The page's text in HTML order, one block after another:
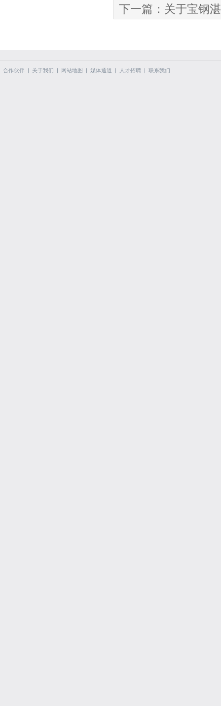
下一篇： 关于宝钢
合作伙伴 | 关于我们 | 网站地图 | 媒体通道 | 人才招聘 | 联系我们